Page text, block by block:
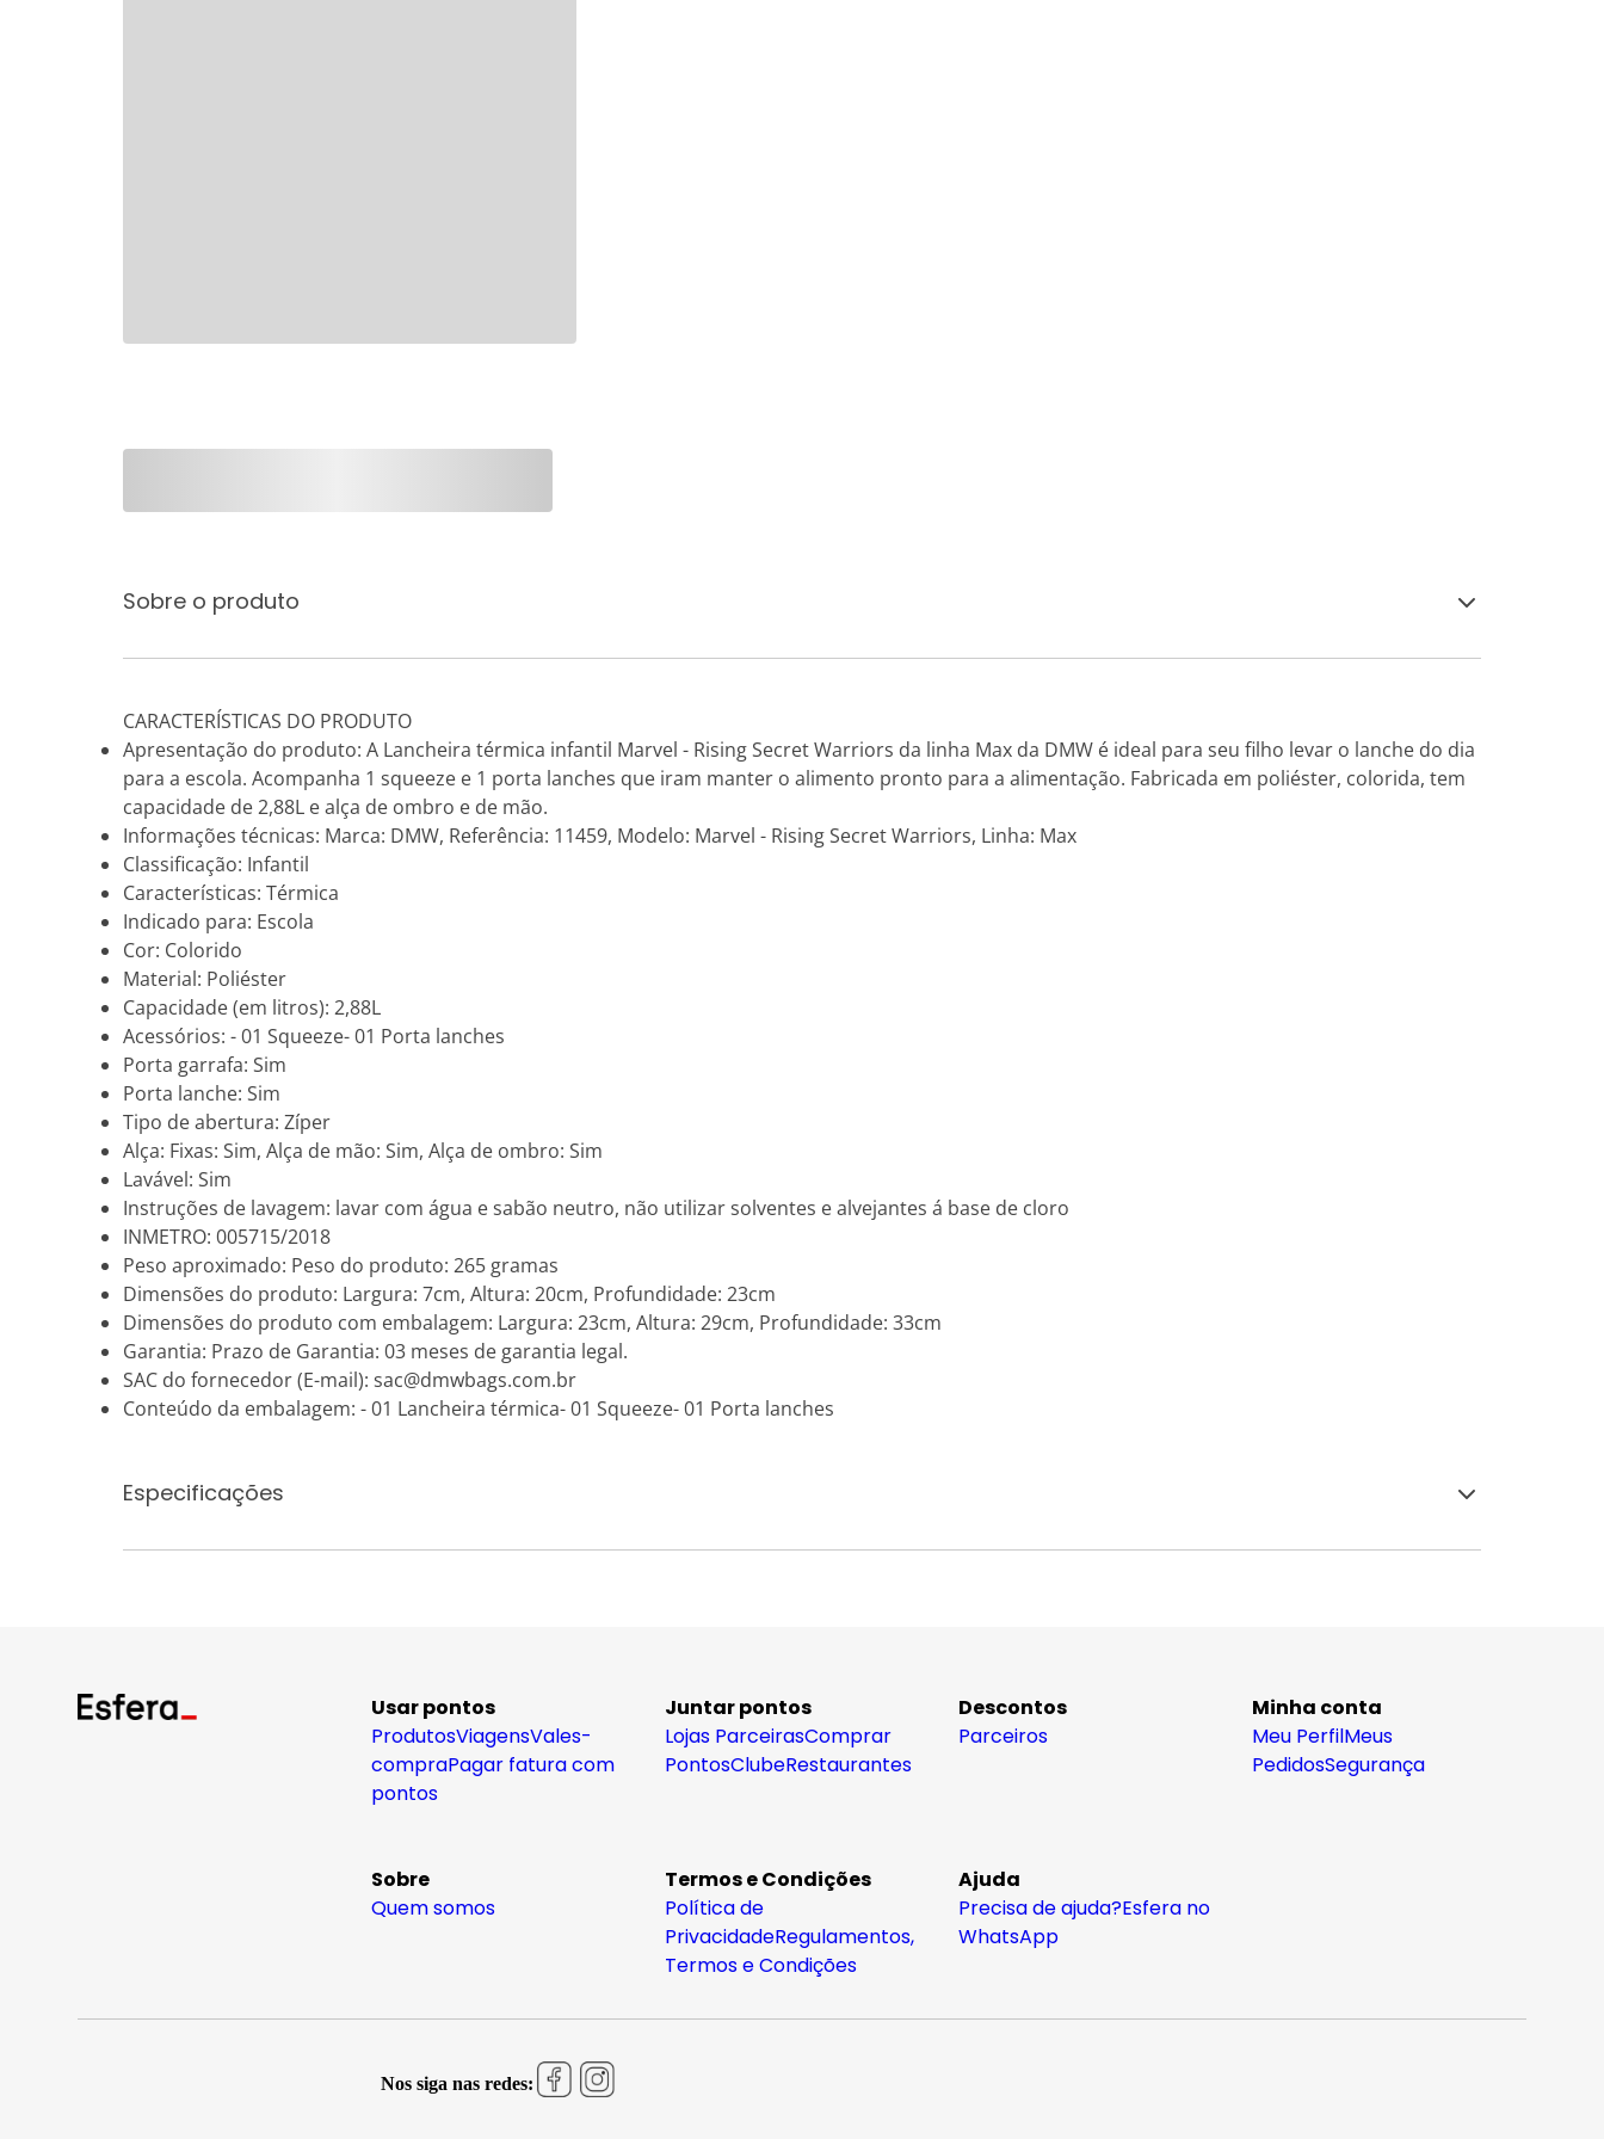
Sobre o produto
CARACTERÍSTICAS DO PRODUTO
Apresentação do produto: A Lancheira térmica infantil Marvel - Rising Secret Warriors da linha Max da DMW é ideal para seu filho levar o lanche do dia
para a escola. Acompanha 1 squeeze e 1 porta lanches que iram manter o alimento pronto para a alimentação. Fabricada em poliéster, colorida, tem
capacidade de 2,88L e alça de ombro e de mão.
Informações técnicas: Marca: DMW, Referência: 11459, Modelo: Marvel - Rising Secret Warriors, Linha: Max
Classificação: Infantil
Características: Térmica
Indicado para: Escola
Cor: Colorido
Material: Poliéster
Capacidade (em litros): 2,88L
Acessórios: - 01 Squeeze- 01 Porta lanches
Porta garrafa: Sim
Porta lanche: Sim
Tipo de abertura: Zíper
Alça: Fixas: Sim, Alça de mão: Sim, Alça de ombro: Sim
Lavável: Sim
Instruções de lavagem: lavar com água e sabão neutro, não utilizar solventes e alvejantes á base de cloro
INMETRO: 005715/2018
Peso aproximado: Peso do produto: 265 gramas
Dimensões do produto: Largura: 7cm, Altura: 20cm, Profundidade: 23cm
Dimensões do produto com embalagem: Largura: 23cm, Altura: 29cm, Profundidade: 33cm
Garantia: Prazo de Garantia: 03 meses de garantia legal.
SAC do fornecedor (E-mail): sac@dmwbags.com.br
Conteúdo da embalagem: - 01 Lancheira térmica- 01 Squeeze- 01 Porta lanches
Especificações
Usar pontos
ProdutosViagensVales-
compraPagar fatura com
pontos
Juntar pontos
Lojas ParceirasComprar
PontosClubeRestaurantes
Descontos
Parceiros
Minha conta
Meu PerfilMeus
PedidosSegurança
Sobre
Quem somos
Termos e Condições
Política de
PrivacidadeRegulamentos,
Termos e Condições
Ajuda
Precisa de ajuda?Esfera no
WhatsApp
Nos siga nas redes: